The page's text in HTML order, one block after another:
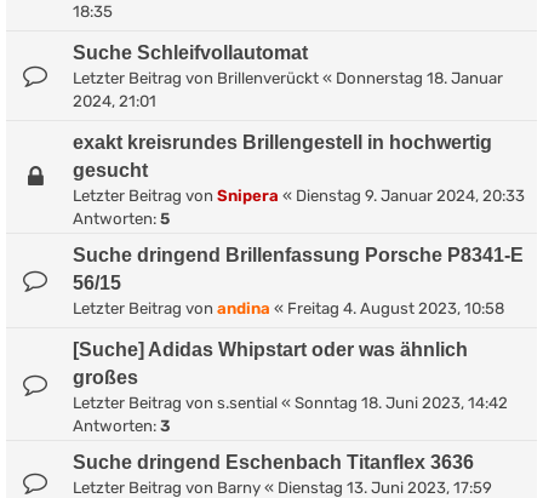
18:35
Suche Schleifvollautomat
Letzter Beitrag von Brillenverückt « Donnerstag 18. Januar
2024, 21:01
exakt kreisrundes Brillengestell in hochwertig
gesucht
Letzter Beitrag von Snipera « Dienstag 9. Januar 2024, 20:33
Antworten: 5
Suche dringend Brillenfassung Porsche P8341-E
56/15
Letzter Beitrag von andina « Freitag 4. August 2023, 10:58
[Suche] Adidas Whipstart oder was ähnlich
großes
Letzter Beitrag von s.sential « Sonntag 18. Juni 2023, 14:42
Antworten: 3
Suche dringend Eschenbach Titanflex 3636
Letzter Beitrag von Barny « Dienstag 13. Juni 2023, 17:59